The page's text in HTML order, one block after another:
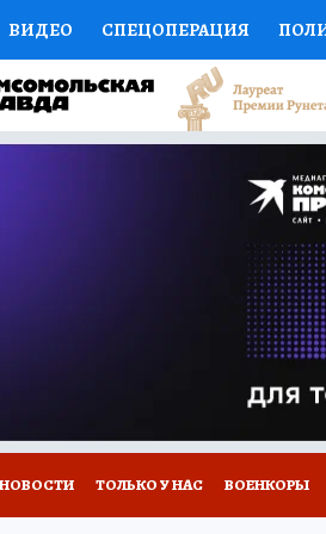
ВИДЕО СПЕЦОПЕРАЦИЯ
НАУКА СПОРТ
ДОКТОР
ПРОГНОЗЫ НА СПОРТ
НОВОЕ
НОВОСТИ ТОЛЬКО У НАС ВОЕНКОРЫ